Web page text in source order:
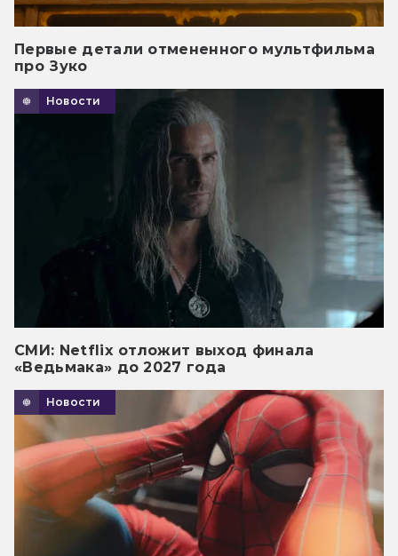
Первые детали отмененного мультфильма
про Зуко
Новости
СМИ: Netflix отложит выход финала
«Ведьмака» до 2027 года
Новости